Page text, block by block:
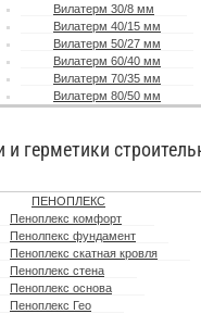
Вилатерм 30/8 мм
Вилатерм 40/15 мм
Вилатерм 50/27 мм
Вилатерм 60/40 мм
Вилатерм 70/35 мм
Вилатерм 80/50 мм
и герметики
ПЕНОПЛЕКС
Пеноплекс комфорт
Пенолпекс фундамент
Пеноплекс скатная кровля
Пеноплекс стена
Пеноплекс основа
Пеноплекс Гео